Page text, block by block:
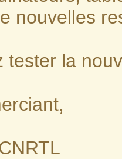
nouvelles
tester la